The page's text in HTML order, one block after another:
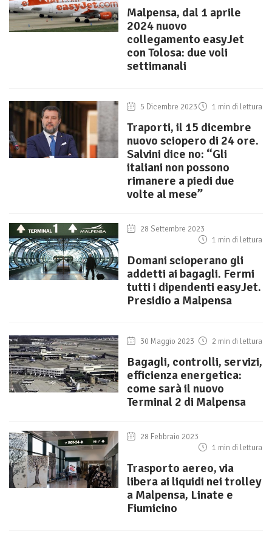
Malpensa, dal 1 aprile
2024 nuovo
collegamento easyJet
con Tolosa: due voli
settimanali
5 Dicembre 2023 1 min di lettura
Traporti, il 15 dicembre
nuovo sciopero di 24 ore.
Salvini dice no: “Gli
italiani non possono
rimanere a piedi due
volte al mese”
28 Settembre 2023
1 min di lettura
Domani scioperano gli
addetti ai bagagli. Fermi
tutti i dipendenti easyJet.
Presidio a Malpensa
30 Maggio 2023 2 min di lettura
Bagagli, controlli, servizi,
efficienza energetica:
come sarà il nuovo
Terminal 2 di Malpensa
28 Febbraio 2023
1 min di lettura
Trasporto aereo, via
libera ai liquidi nei trolley
a Malpensa, Linate e
Fiumicino